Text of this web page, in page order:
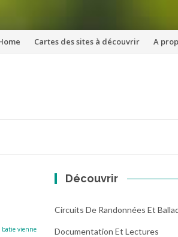
Cartes des sites à découvrir A
batie vienne
Découvrir
Circuits De Randonnées Et
Documentation Et Lectures